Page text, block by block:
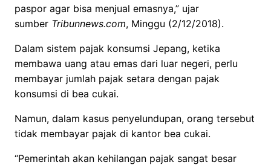
paspor agar bisa menjual emasnya,” ujar
sumber Tribunnews.com, Minggu (2/12/2018).
Dalam sistem pajak konsumsi Jepang, ketika
membawa uang atau emas dari luar negeri, perlu
membayar jumlah pajak setara dengan pajak
konsumsi di bea cukai.
Namun, dalam kasus penyelundupan, orang tersebut
tidak membayar pajak di kantor bea cukai.
“Pemerintah akan kehilangan pajak sangat besar